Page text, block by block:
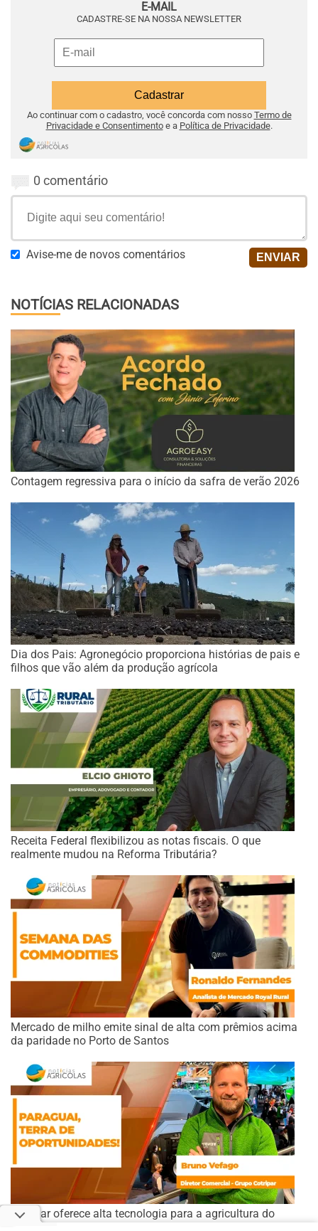
E-MAIL
CADASTRE-SE NA NOSSA NEWSLETTER
Ao continuar com o cadastro, você concorda com nosso Termo de
Privacidade e Consentimentoe a Política de Privacidade.
0 comentário
Avise-me de novos comentários
NOTÍCIAS RELACIONADAS
Contagem regressiva para o início da safra de verão 2026
Dia dos Pais: Agronegócio proporciona histórias de pais e
filhos que vão além da produção agrícola
Receita Federal flexibilizou as notas fiscais. O que
realmente mudou na Reforma Tributária?
Mercado de milho emite sinal de alta com prêmios acima
da paridade no Porto de Santos
Cotripar oferece alta tecnologia para a agricultura do